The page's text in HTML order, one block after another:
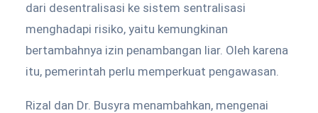
dari desentralisasi ke sistem sentralisasi
menghadapi risiko, yaitu kemungkinan
bertambahnya izin penambangan liar. Oleh karena
itu, pemerintah perlu memperkuat pengawasan.
Rizal dan Dr. Busyra menambahkan, mengenai